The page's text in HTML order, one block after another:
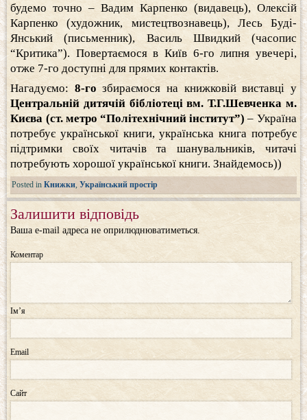
будемо точно – Вадим Карпенко (видавець), Олексій
Карпенко (художник, мистецтвознавець), Лесь Буді-
Янський (письменник), Василь Швидкий (часопис
“Критика”). Повертаємося в Київ 6-го липня увечері,
отже 7-го доступні для прямих контактів.
Нагадуємо: 8-го збираємося на книжковій виставці у
Центральній дитячій бібліотеці вм. Т.Г.Шевченка м.
Києва (ст. метро “Політехнічний інститут”) – Україна
потребує української книги, українська книга потребує
підтримки своїх читачів та шанувальників, читачі
потребують хорошої української книги. Знайдемось))
Posted in Книжки,Український простір
Залишити відповідь
Ваша e-mail адреса не оприлюднюватиметься.
Коментар
Ім’я
Email
Сайт